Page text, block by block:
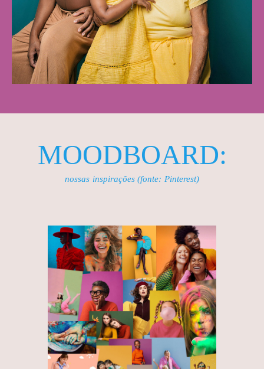
MOODBOARD:
nossas inspirações (fonte: Pinterest)